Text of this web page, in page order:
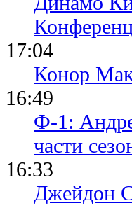
17:04
Конор
16:49
Ф-1:
части
16:33
Джейдон